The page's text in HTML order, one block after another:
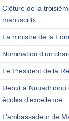
Clôture de la
manuscrits
La ministre de la
Nomination d’un
Le Président de la
Début à Nouadhibou
écoles d’excellence
L’ambassadeur de